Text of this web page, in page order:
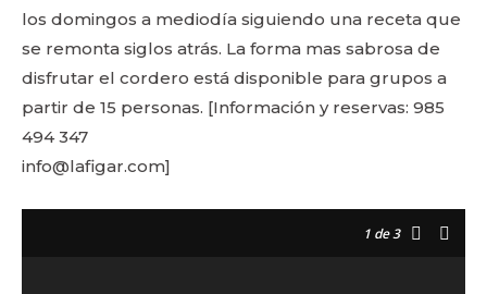
los domingos a mediodía siguiendo una receta que
se remonta siglos atrás. La forma mas sabrosa de
disfrutar el cordero está disponible para grupos a
partir de 15 personas. [Información y reservas: 985
494 347
info@lafigar.com]
1 de 3